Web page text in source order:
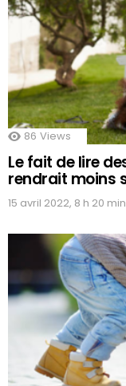
86 Views
Le fait de lire
rendrait moins
15 avril 2022, 8 h 20 min